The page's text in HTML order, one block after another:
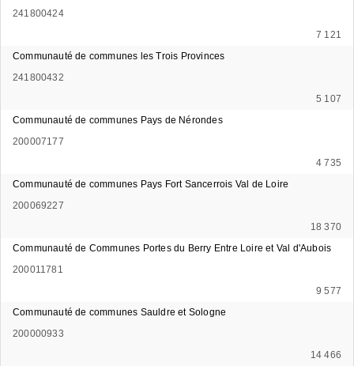
241800424
7 121
Communauté de communes les Trois Provinces
241800432
5 107
Communauté de communes Pays de Nérondes
200007177
4 735
Communauté de communes Pays Fort Sancerrois Val de Loire
200069227
18 370
Communauté de Communes Portes du Berry Entre Loire et Val d'Aubois
200011781
9 577
Communauté de communes Sauldre et Sologne
200000933
14 466